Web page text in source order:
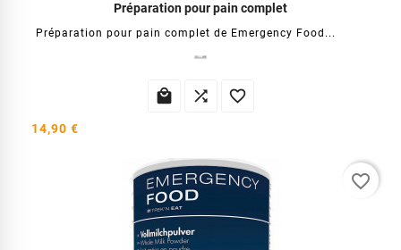
Préparation pour pain complet
Préparation pour pain complet de Emergency Food...
  
14,90 €
favorite_border